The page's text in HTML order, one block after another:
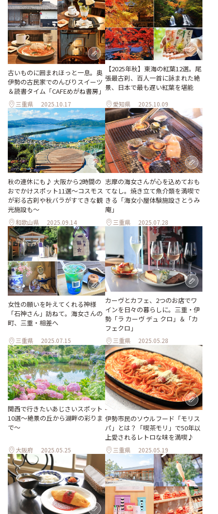
古いものに囲まれほっと一息。奥
伊勢の古民家でのんびりスイーツ
＆読書タイム「CAFEめがね書房」
三重県 2025.10.17
【2025年秋】東海の紅葉12選。尾
張最古刹、百人一首に詠まれた絶
景、日本で最も遅い紅葉を堪能
愛知県 2025.10.09
秋の連休にも♪ 大阪から2時間の
おでかけスポット11選～コスモス
が彩る古刹や秋バラがすてきな観
光施設も～
和歌山県 2025.09.14
志摩の海女さんが心を込めておも
てなし。焼き立て魚介類を満喫で
きる「海女小屋体験施設さとうみ
庵」
三重県 2025.07.28
女性の願いを叶えてくれる神様
「石神さん」訪ねて。海女さんの
町、三重・相差へ
三重県 2025.07.15
カーヴとカフェ、2つのお店でワ
インを日々の暮らしに。三重・伊
勢「ラ カーヴ デュ クロ」＆「カ
フェクロ」
三重県 2025.05.28
関西で行きたいあじさいスポット
10選〜絶景の丘から湖畔の彩りま
で〜
大阪府 2025.05.25
伊勢市民のソウルフード「モリス
パ」とは？「喫茶モリ」で50年以
上愛されるレトロな味を満喫♪
三重県 2025.05.19